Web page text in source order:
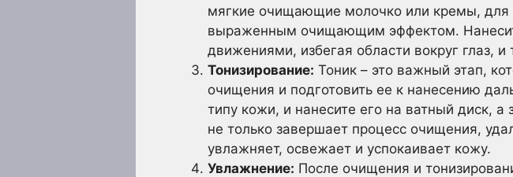
мягкие очищающие молочко или кремы, для
выраженным очищающим эффектом.
движениями, избегая области вокруг глаз,
Тонизирование: Тоник – это важный этап,
очищения и подготовить ее к нанесению
типу кожи, и нанесите его на ватный диск, а
не только завершает процесс очищения,
увлажняет, освежает и успокаивает кожу.
Увлажнение: После очищения и